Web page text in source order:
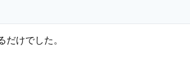
けでした。